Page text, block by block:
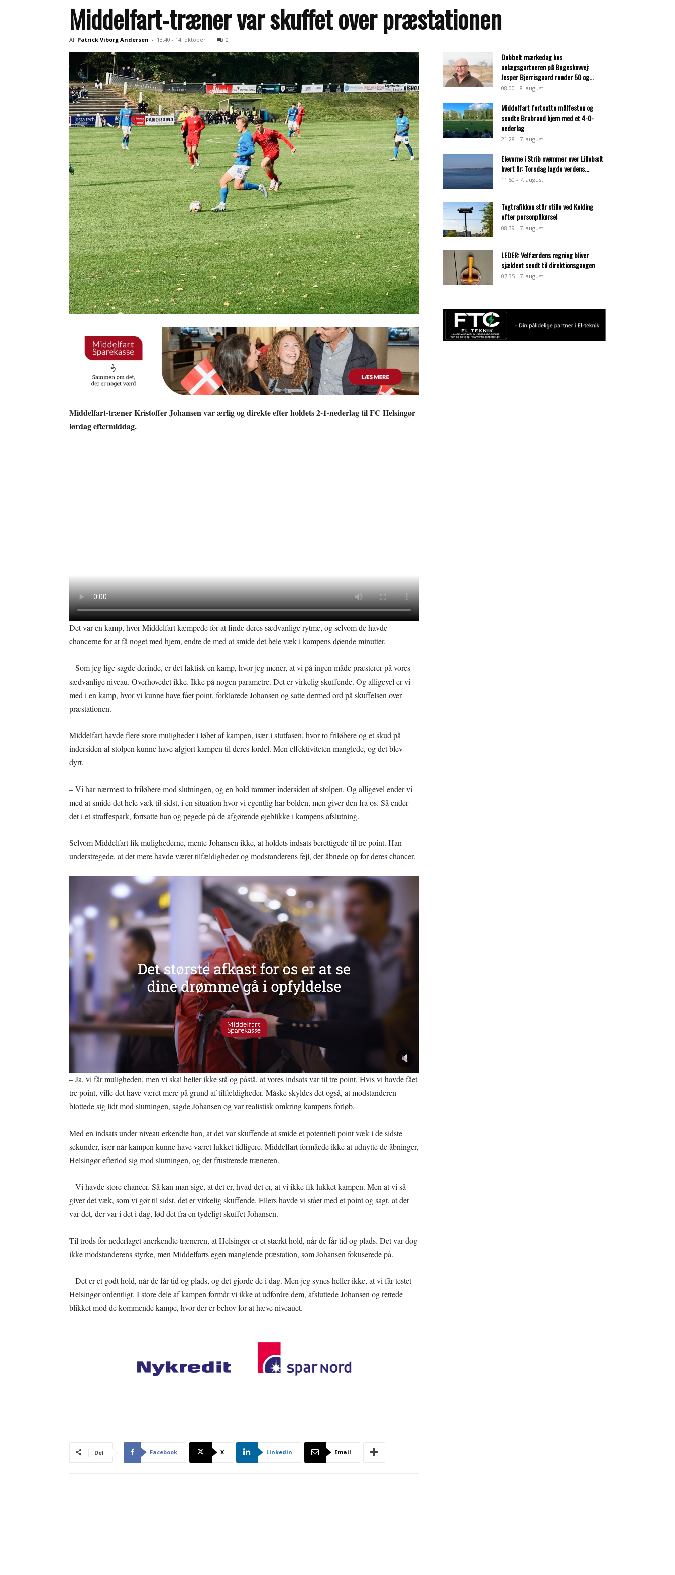
Middelfart-træner var skuffet over præstationen
Af Patrick Viborg Andersen - 13:40 - 14. oktober 0
Middelfart-træner Kristoffer Johansen var ærlig og direkte efter holdets 2-1-nederlag til FC Helsingør
lørdag eftermiddag.
Det var en kamp, hvor Middelfart kæmpede for at finde deres sædvanlige rytme, og selvom de havde
chancerne for at få noget med hjem, endte de med at smide det hele væk i kampens døende minutter.
– Som jeg lige sagde derinde, er det faktisk en kamp, hvor jeg mener, at vi på ingen måde præsterer på vores
sædvanlige niveau. Overhovedet ikke. Ikke på nogen parametre. Det er virkelig skuffende. Og alligevel er vi
med i en kamp, hvor vi kunne have fået point, forklarede Johansen og satte dermed ord på skuffelsen over
præstationen.
Middelfart havde flere store muligheder i løbet af kampen, især i slutfasen, hvor to friløbere og et skud på
indersiden af stolpen kunne have afgjort kampen til deres fordel. Men effektiviteten manglede, og det blev
dyrt.
– Vi har nærmest to friløbere mod slutningen, og en bold rammer indersiden af stolpen. Og alligevel ender vi
med at smide det hele væk til sidst, i en situation hvor vi egentlig har bolden, men giver den fra os. Så ender
det i et straffespark, fortsatte han og pegede på de afgørende øjeblikke i kampens afslutning.
Selvom Middelfart fik mulighederne, mente Johansen ikke, at holdets indsats berettigede til tre point. Han
understregede, at det mere havde været tilfældigheder og modstanderens fejl, der åbnede op for deres chancer.
– Ja, vi får muligheden, men vi skal heller ikke stå og påstå, at vores indsats var til tre point. Hvis vi havde fået
tre point, ville det have været mere på grund af tilfældigheder. Måske skyldes det også, at modstanderen
blottede sig lidt mod slutningen, sagde Johansen og var realistisk omkring kampens forløb.
Med en indsats under niveau erkendte han, at det var skuffende at smide et potentielt point væk i de sidste
sekunder, især når kampen kunne have været lukket tidligere. Middelfart formåede ikke at udnytte de åbninger,
Helsingør efterlod sig mod slutningen, og det frustrerede træneren.
– Vi havde store chancer. Så kan man sige, at det er, hvad det er, at vi ikke fik lukket kampen. Men at vi så
giver det væk, som vi gør til sidst, det er virkelig skuffende. Ellers havde vi stået med et point og sagt, at det
var det, der var i det i dag, lød det fra en tydeligt skuffet Johansen.
Til trods for nederlaget anerkendte træneren, at Helsingør er et stærkt hold, når de får tid og plads. Det var dog
ikke modstanderens styrke, men Middelfarts egen manglende præstation, som Johansen fokuserede på.
– Det er et godt hold, når de får tid og plads, og det gjorde de i dag. Men jeg synes heller ikke, at vi får testet
Helsingør ordentligt. I store dele af kampen formår vi ikke at udfordre dem, afsluttede Johansen og rettede
blikket mod de kommende kampe, hvor der er behov for at hæve niveauet.
Del Facebook X Linkedin Email
Dobbelt mærkedag hos
anlægsgartneren på Bøgeskovvej:
Jesper Bjerrisgaard runder 50 og...
08:00 - 8. august
Middelfart fortsatte målfesten og
sendte Brabrand hjem med et 4-0-
nederlag
21:28 - 7. august
Eleverne i Strib svømmer over Lillebælt
hvert år: Torsdag lagde verdens...
11:50 - 7. august
Togtrafikken står stille ved Kolding
efter personpåkørsel
08:39 - 7. august
LEDER: Velfærdens regning bliver
sjældent sendt til direktionsgangen
07:35 - 7. august